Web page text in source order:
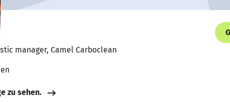
manager, Camel Carboclean
zu sehen.